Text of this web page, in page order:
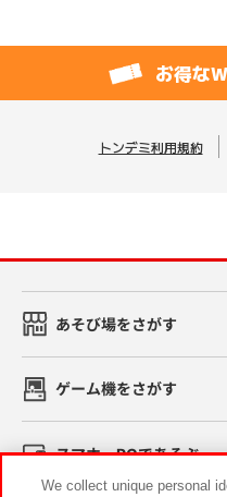
お得な
トンデミ利用規約
あそび場をさがす
ゲーム機をさがす
スマホ・PCであそぶ
We collect unique personal